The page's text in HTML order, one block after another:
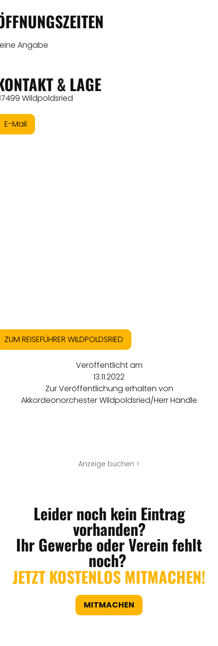
Angabe
& LAGE
Wildpoldsried
E-Mail
ZUM REISEFÜHRER WILDPOLDSRIED
Veröffentlicht am
13.11.2022
Zur Veröffentlichung erhalten von
Akkordeonorchester Wildpoldsried/Herr Händle
Anzeige buchen >
Leider noch kein Eintrag
vorhanden?
Ihr Gewerbe oder Verein fehlt
noch?
JETZT KOSTENLOS MITMACHEN!
MITMACHEN